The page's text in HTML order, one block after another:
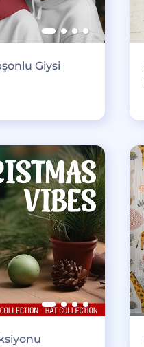
Giysi